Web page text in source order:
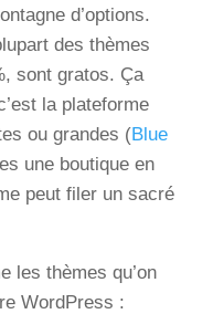
d’options.
des thèmes
sont gratos. Ça
la plateforme
ou grandes (Blue
une boutique en
peut filer un sacré
les thèmes qu’on
WordPress :